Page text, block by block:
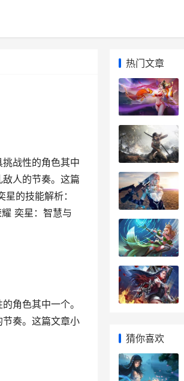
战性的角色其中
人的节奏。这篇
的技能解析：
奕星：智慧与
角色其中一个。
奏。这篇文章小
热门文章
猜你喜欢